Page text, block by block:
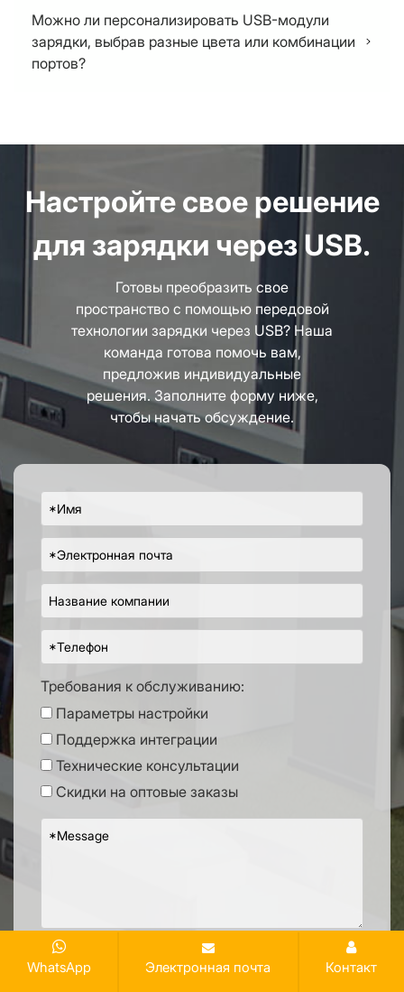
потребности наших заказчиков.
Можно ли персонализировать USB-модули
зарядки, выбрав разные цвета или комбинации
портов?
цветовые схемы или конкретные конфигурации
проекта.
Настройте свое решение
для зарядки через USB.
Готовы преобразить свое
пространство с помощью передовой
технологии зарядки через USB? Наша
команда готова помочь вам,
предложив индивидуальные
решения. Заполните форму ниже,
чтобы начать обсуждение.
Требования к обслуживанию:
Параметры настройки
Поддержка интеграции
Технические консультации
Скидки на оптовые заказы
Представлять на рассмотрение
WhatsApp Электронная почта Контакт